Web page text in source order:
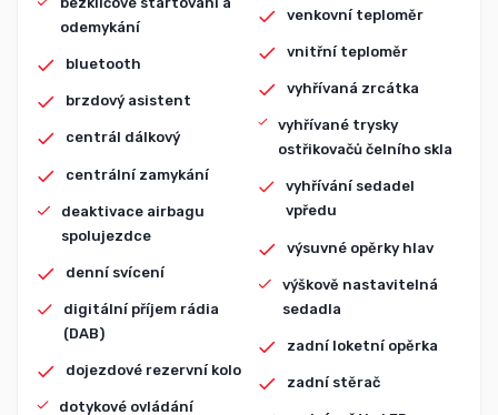
odemykání
bluetooth
brzdový asistent
centrál dálkový
centrální zamykání
deaktivace airbagu
spolujezdce
denní svícení
digitální příjem rádia
(DAB)
dojezdové rezervní kolo
dotykové ovládání
venkovní teploměr
vnitřní teploměr
vyhřívaná zrcátka
vyhřívané trysky
ostřikovačů čelního skla
vyhřívání sedadel
vpředu
výsuvné opěrky hlav
výškově nastavitelná
sedadla
zadní loketní opěrka
zadní stěrač